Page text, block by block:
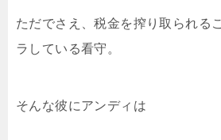
ただでさえ、税金を搾り取られる
ラしている看守。
そんな彼にアンディは